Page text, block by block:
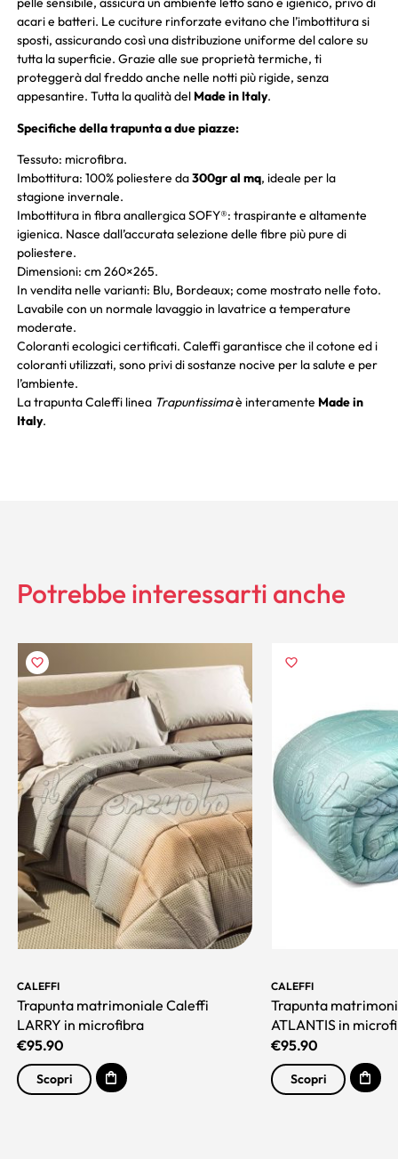
acari e batteri. Le cuciture rinforzate evitano che l’imbottitura si
sposti, assicurando così una distribuzione uniforme del calore su
tutta la superficie. Grazie alle sue proprietà termiche, ti
proteggerà dal freddo anche nelle notti più rigide, senza
appesantire. Tutta la qualità del Made in Italy.
Specifiche della trapunta a due piazze:
Tessuto: microfibra.
Imbottitura: 100% poliestere da300gr al mq, ideale per la
stagione invernale.
Imbottitura in fibra anallergica SOFY®: traspirante e altamente
igienica. Nasce dall’accurata selezione delle fibre più pure di
poliestere.
Dimensioni: cm 260×265.
In vendita nelle varianti: Blu, Bordeaux; come mostrato nelle foto.
Lavabile con un normale lavaggio in lavatrice a temperature
moderate.
Coloranti ecologici certificati. Caleffi garantisce che il cotone ed i
coloranti utilizzati, sono privi di sostanze nocive per la salute e per
l’ambiente.
La trapunta Caleffi linea Trapuntissimaè interamente Made in
Italy.
Potrebbe interessarti anche
CALEFFI
Trapunta matrimoniale Caleffi
LARRY in microfibra
€95.90
Scopri
CALEFFI
Trapunta
ATLANTIS in
€95.90
Scopri